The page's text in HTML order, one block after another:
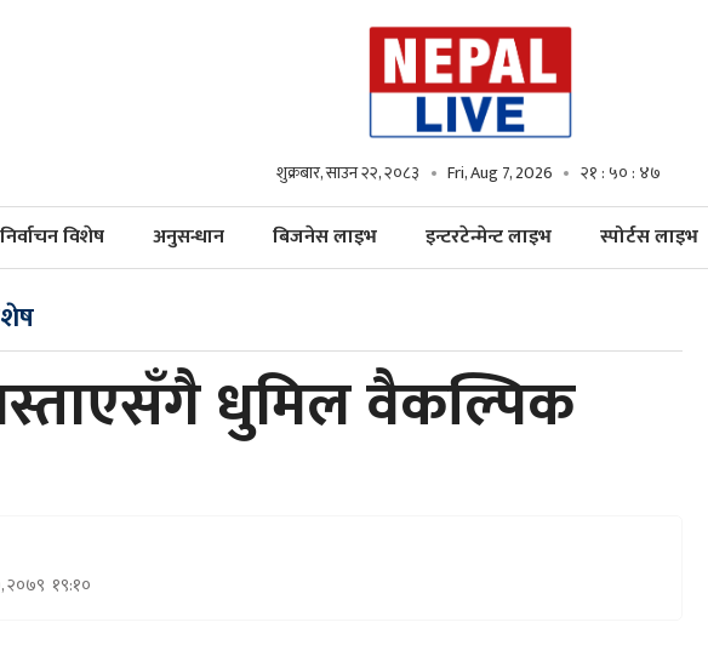
शुक्रबार, साउन २२, २०८३ Fri, Aug 7, 2026 २१ : ५० : ४८
निर्वाचन विशेष अनुसन्धान बिजनेस लाइभ इन्टरटेन्मेन्ट लाइभ स्पोर्टस लाइभ
धुमिल वैकल्पिक
२०७९ १९:१०